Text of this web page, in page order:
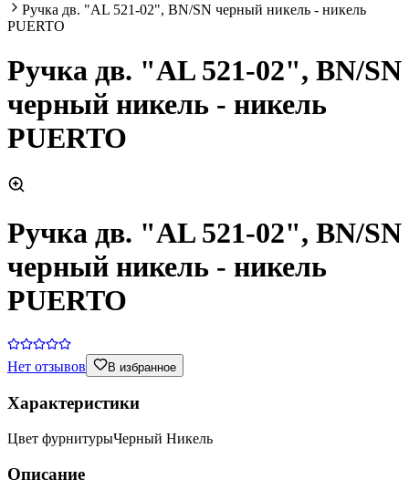
Ручка дв. "AL 521-02", ВN/SN черный никель - никель
PUERTO
Ручка дв. "AL 521-02", ВN/SN
черный никель - никель
PUERTO
Ручка дв. "AL 521-02", ВN/SN
черный никель - никель
PUERTO
Нет отзывов В избранное
Характеристики
Цвет фурнитурыЧерный Никель
Описание